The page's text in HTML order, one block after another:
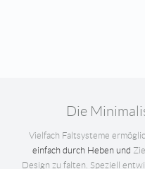
Die
Vielfach Faltsysteme
einfach durch Heben und
Design zu falten. Speziell